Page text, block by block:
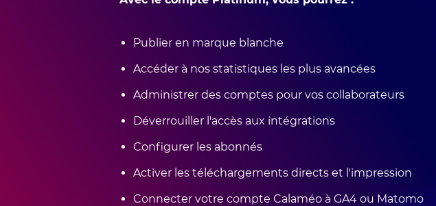
Publier en marque blanche
Accéder à nos statistiques les plus avancées
Administrer des comptes pour vos collaborateurs
Déverrouiller l'accès aux intégrations
Configurer les abonnés
Activer les téléchargements directs et l'impression
Connecter votre compte Calaméo à GA4 ou Matomo